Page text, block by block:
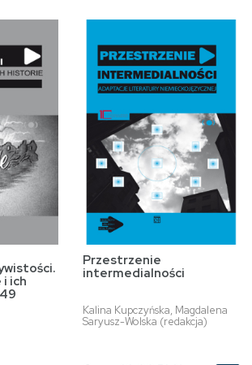
ich
Przestrzenie
intermedialności
Kalina Kupczyńska, Magdalena
Saryusz-Wolska (redakcja)